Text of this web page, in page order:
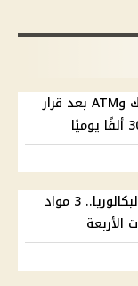
حدود السحب والإيداع بالبنوك وATM بعد قرار
الصف الثالث الثانوي بنظام البكالوريا.. 3 مواد
الأربعة